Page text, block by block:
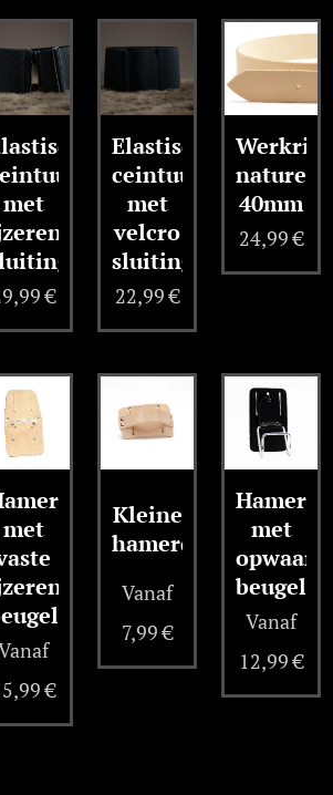
met
€
Elastische
ceintuur
met
velcro
sluiting
22,99€
naturel
40mm
24,99€
met
€
Kleine
hamerdrager
Vanaf
7,99€
met
beugel
Vanaf
12,99€